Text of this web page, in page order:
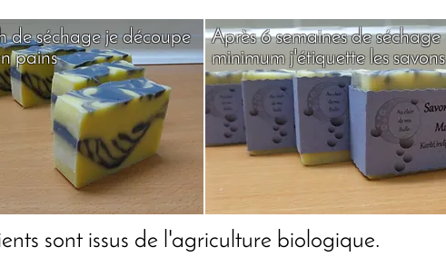
de séchage je découpe
pains
Après 6 semaines de séchage
minimum j'étiquette les savons
sont issus de l'agriculture biologique.